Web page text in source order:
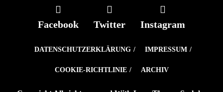
Facebook Twitter Instagram
DATENSCHUTZERKLÄRUNG IMPRESSUM
COOKIE-RICHTLINIE ARCHIV